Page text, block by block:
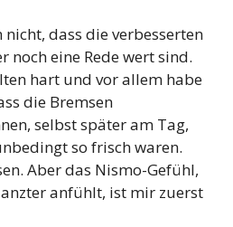
dass die verbesserten
noch eine Rede wert sind.
hart und vor allem habe
die Bremsen
selbst später am Tag,
so frisch waren.
Aber das Nismo-Gefühl,
anfühlt, ist mir zuerst